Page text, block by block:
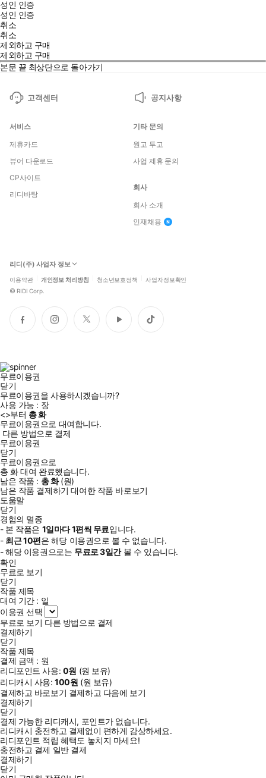
성인 인증
성인 인증
취소
취소
제외하고 구매
제외하고 구매
본문 끝 최상단으로 돌아가기
고객센터 공지사항
서비스
제휴카드
뷰어 다운로드
CP사이트
리디바탕
기타 문의
원고 투고
사업 제휴 문의
회사
회사 소개
인재채용
리디(주) 사업자 정보
이용약관 개인정보 처리방침 청소년보호정책 사업자정보확인
© RIDI Corp.
페
이
인
스
트
위
유
튜
틱
톡
무료이용권
닫기
무료이용권을 사용하시겠습니까?
사용 가능 : 장
<>부터 총화
무료이용권으로 대여합니다.
다른 방법으로 결제
무료이용권
닫기
무료이용권으로
총 화대여 완료했습니다.
남은 작품 : 총화(원)
남은 작품 결제하기 대여한 작품 바로보기
도움말
닫기
경험의 멸종
- 본 작품은 1일마다1편씩 무료입니다.
- 최근10편은 해당 이용권으로 볼 수 없습니다.
- 해당 이용권으로는 무료로3일간볼 수 있습니다.
확인
무료로 보기
닫기
작품 제목
대여 기간 : 일
이용권 선택
무료로 보기 다른 방법으로 결제
결제하기
닫기
작품 제목
결제 금액 : 원
리디포인트 사용: 0원 (원 보유)
리디캐시 사용:100원 (원 보유)
결제하고 바로보기 결제하고 다음에 보기
결제하기
닫기
결제 가능한 리디캐시, 포인트가 없습니다.
리디캐시 충전하고 결제없이 편하게 감상하세요.
리디포인트 적립 혜택도 놓치지 마세요!
충전하고 결제 일반 결제
결제하기
닫기